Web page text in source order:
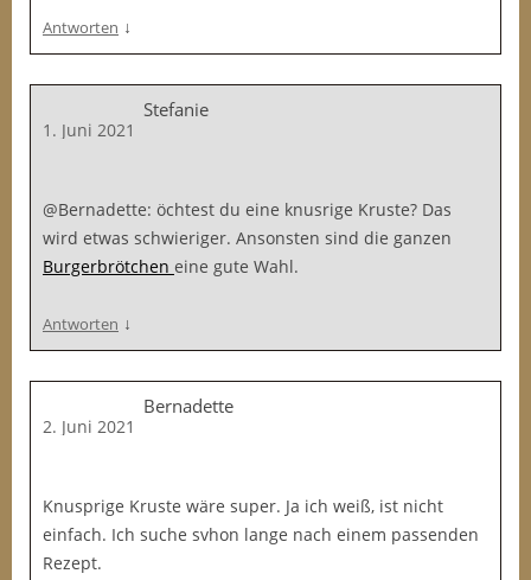
Antworten ↓
Stefanie
1. Juni 2021
@Bernadette: öchtest du eine knusrige Kruste? Das
wird etwas schwieriger. Ansonsten sind die ganzen
Burgerbrötchen eine gute Wahl.
Antworten ↓
Bernadette
2. Juni 2021
Knusprige Kruste wäre super. Ja ich weiß, ist nicht
einfach. Ich suche svhon lange nach einem passenden
Rezept.